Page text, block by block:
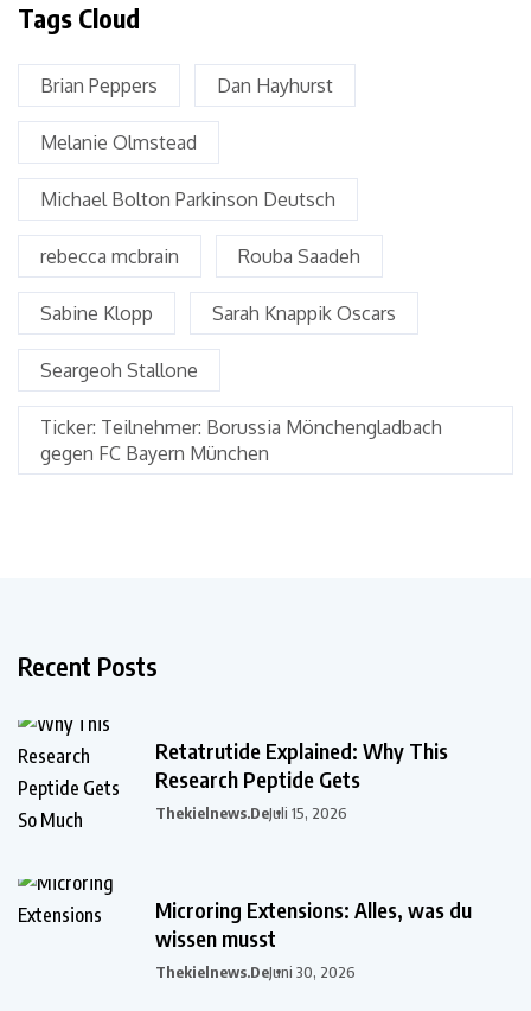
Tags Cloud
Brian Peppers Dan Hayhurst
Melanie Olmstead
Michael Bolton Parkinson Deutsch
rebecca mcbrain Rouba Saadeh
Sabine Klopp Sarah Knappik Oscars
Seargeoh Stallone
Ticker: Teilnehmer: Borussia Mönchengladbach
gegen FC Bayern München
Recent Posts
Retatrutide Explained: Why This
Research Peptide Gets
Thekielnews.deJuli 15, 2026
Microring Extensions: Alles, was du
wissen musst
Thekielnews.deJuni 30, 2026